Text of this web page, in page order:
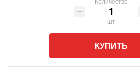
шт
КУПИТЬ